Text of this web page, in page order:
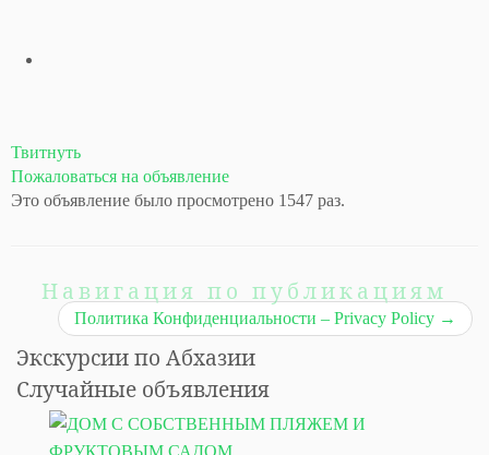
Твитнуть
Пожаловаться на объявление
Это объявление было просмотрено 1547 раз.
Навигация по публикациям
Политика Конфиденциальности – Privacy Policy →
Экскурсии по Абхазии
Случайные объявления